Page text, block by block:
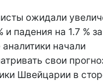
ожидали
и падения на 1.7 %
начали
свои
Швейцарии в